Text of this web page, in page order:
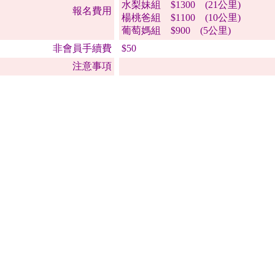
報名費用
水梨妹組 $1300 (21公里)
楊桃爸組 $1100 (10公里)
葡萄媽組 $900 (5公里)
非會員手續費
$50
注意事項